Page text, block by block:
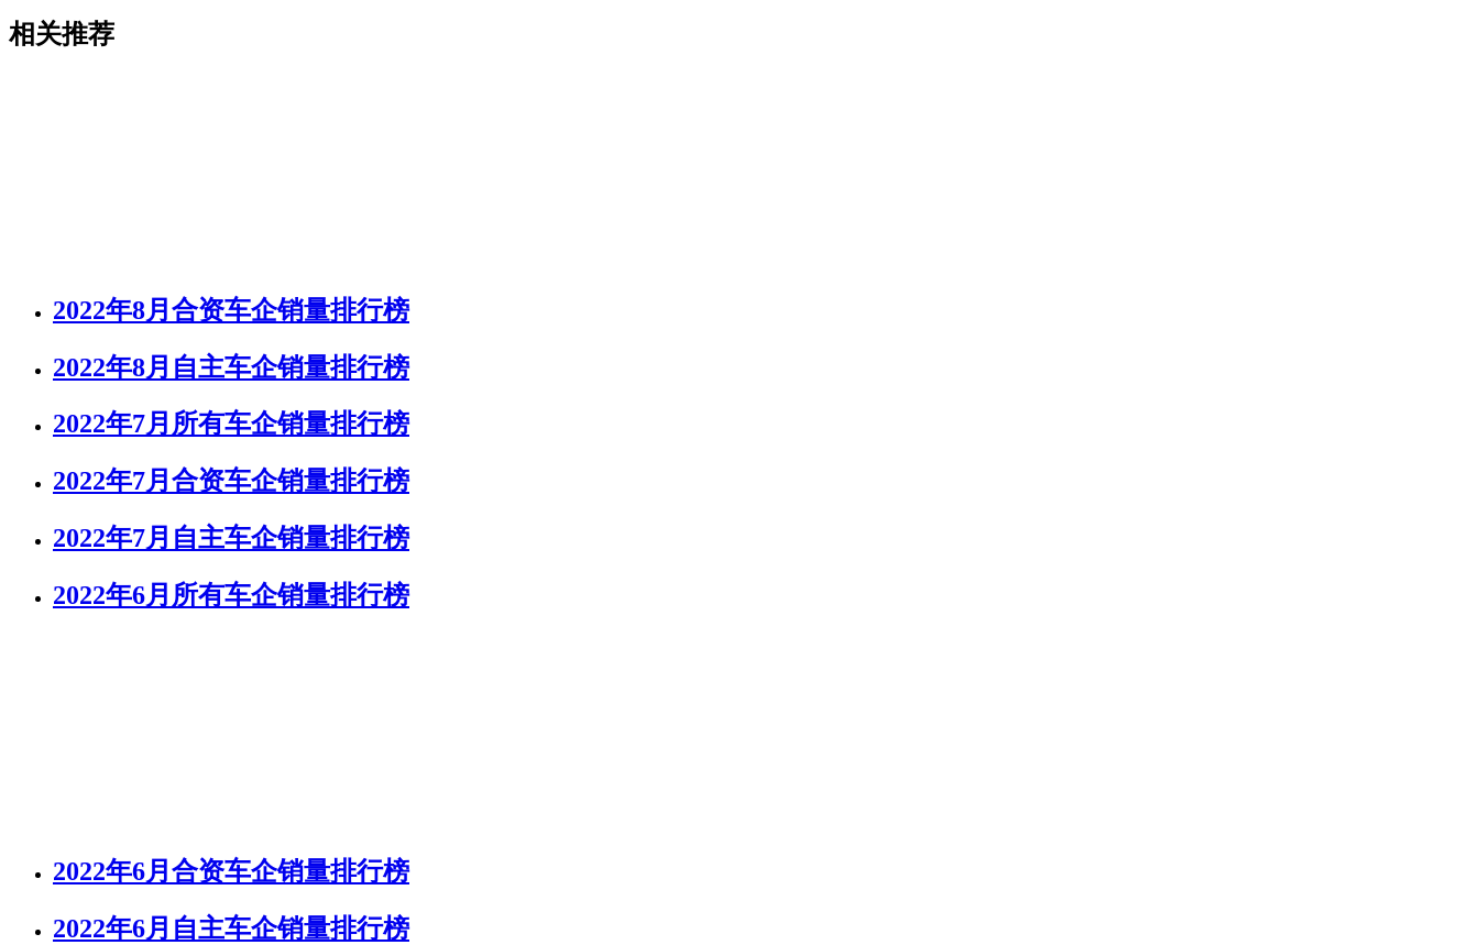
相关推荐
2022年8月合资车企销量排行榜
2022年8月自主车企销量排行榜
2022年7月所有车企销量排行榜
2022年7月合资车企销量排行榜
2022年7月自主车企销量排行榜
2022年6月所有车企销量排行榜
2022年6月合资车企销量排行榜
2022年6月自主车企销量排行榜